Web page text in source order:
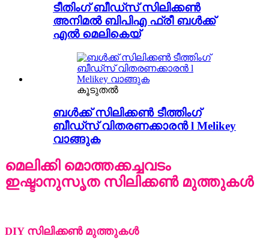
ടീതിംഗ് ബീഡ്സ് സിലിക്കൺ
അനിമൽ ബിപിഎ ഫ്രീ ബൾക്ക്
എൽ മെലികെയ്
കൂടുതൽ
ബൾക്ക് സിലിക്കൺ ടീത്തിംഗ്
ബീഡ്സ് വിതരണക്കാരൻ l Melikey
വാങ്ങുക
മെലിക്കി മൊത്തക്കച്ചവടം
ഇഷ്ടാനുസൃത സിലിക്കൺ മുത്തുകൾ
DIY സിലിക്കൺ മുത്തുകൾ